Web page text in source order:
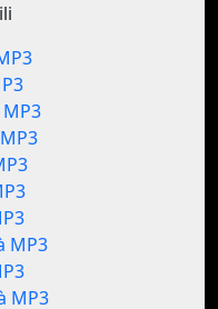
MP3
MP3